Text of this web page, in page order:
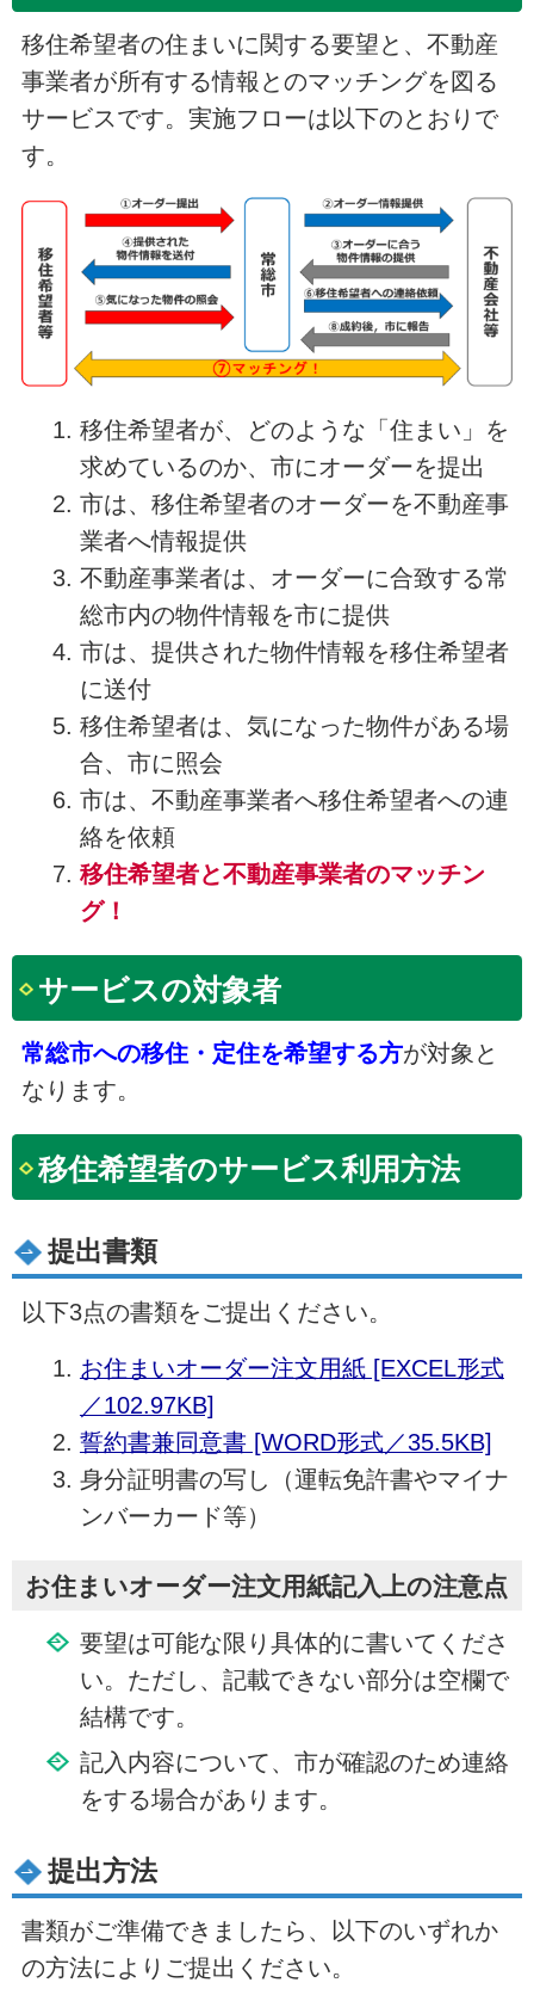
移住希望者の住まいに関する要望と、不動産
事業者が所有する情報とのマッチングを図る
サービスです。実施フローは以下のとおりで
す。
移住希望者が、どのような「住まい」を
求めているのか、市にオーダーを提出
市は、移住希望者のオーダーを不動産事
業者へ情報提供
不動産事業者は、オーダーに合致する常
総市内の物件情報を市に提供
市は、提供された物件情報を移住希望者
に送付
移住希望者は、気になった物件がある場
合、市に照会
市は、不動産事業者へ移住希望者への連
絡を依頼
移住希望者と不動産事業者のマッチン
グ！
サービスの対象者
常総市への移住・定住を希望する方が対象と
なります。
移住希望者のサービス利用方法
提出書類
以下3点の書類をご提出ください。
お住まいオーダー注文用紙 [EXCEL形式
／102.97KB]
誓約書兼同意書 [WORD形式／35.5KB]
身分証明書の写し（運転免許書やマイナ
ンバーカード等）
お住まいオーダー注文用紙記入上の注意点
要望は可能な限り具体的に書いてくださ
い。ただし、記載できない部分は空欄で
結構です。
記入内容について、市が確認のため連絡
をする場合があります。
提出方法
書類がご準備できましたら、以下のいずれか
の方法によりご提出ください。